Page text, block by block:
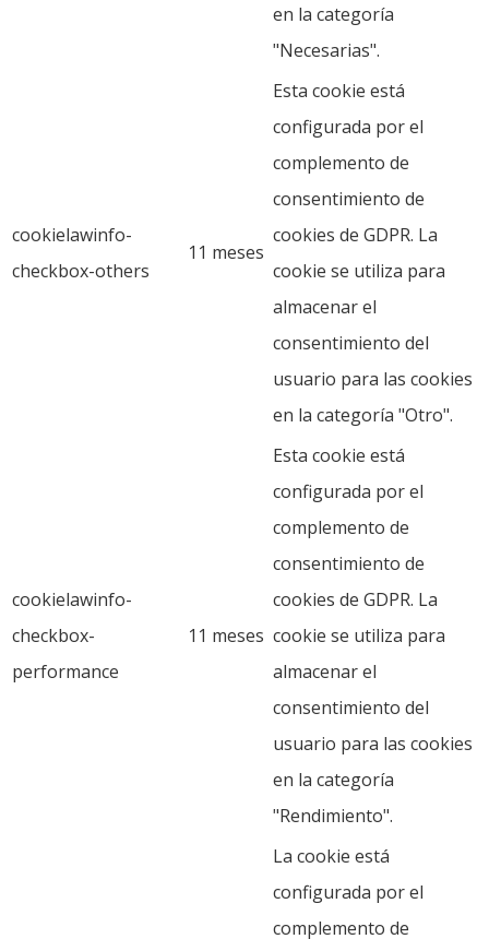
en la categoría
"Necesarias".
cookielawinfo-
checkbox-others
11 meses
Esta cookie está
configurada por el
complemento de
consentimiento de
cookies de GDPR. La
cookie se utiliza para
almacenar el
consentimiento del
usuario para las cookies
en la categoría "Otro".
cookielawinfo-
checkbox-
performance
11 meses
Esta cookie está
configurada por el
complemento de
consentimiento de
cookies de GDPR. La
cookie se utiliza para
almacenar el
consentimiento del
usuario para las cookies
en la categoría
"Rendimiento".
La cookie está
configurada por el
complemento de